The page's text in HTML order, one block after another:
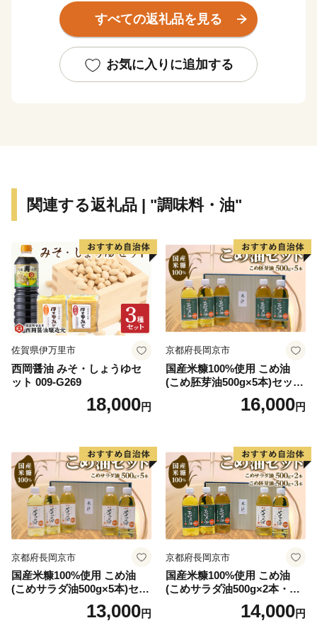
のある方が福祉施設で作った品などを取り揃えていま
【ご注意】
・お礼品の送付は、我孫子市外にお住まいの方に限らせ
すべての返礼品を見る
お気に入りに追加する
関連する返礼品 | "調味料・油"
佐賀県伊万里市
西岡醤油 みそ・しょうゆセ
ット 009-G269
18,000円
京都府長岡京市
国産米糠100%使用 こめ油
(こめ胚芽油500g×5本)セット
16,000円
京都府長岡京市
国産米糠100%使用 こめ油
(こめサラダ油500g×5本)セッ
13,000円
京都府長岡京市
国産米糠100%使用 こめ油
(こめサラダ油500g×2本・こ
め胚芽油500g×3本)セット [1
14,000円